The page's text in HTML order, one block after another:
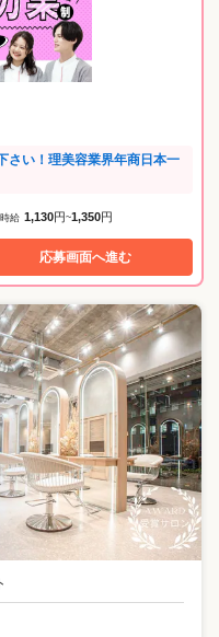
さい！理美容業界年商日本一
時給 1,130円~1,350円
応募画面へ進む